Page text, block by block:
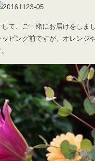
して、ご一緒にお届けをしま
ッピング前ですが、オレンジ